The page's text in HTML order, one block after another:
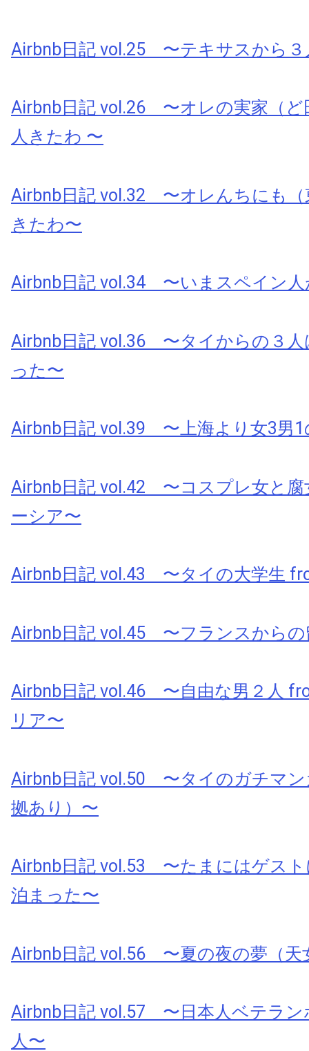
Airbnb日記 vol.25 〜テキサスから３
Airbnb日記 vol.26 〜オレの実家（ど
人きたわ 〜
Airbnb日記 vol.32 〜オレんちにも（
きたわ〜
Airbnb日記 vol.34 〜いまスペイン人
Airbnb日記 vol.36 〜タイからの３人
った〜
Airbnb日記 vol.39 〜上海より女3男1
Airbnb日記 vol.42 〜コスプレ女と腐
ーシア〜
Airbnb日記 vol.43 〜タイの大学生
Airbnb日記 vol.45 〜フランスからの
Airbnb日記 vol.46 〜自由な男２人
リア〜
Airbnb日記 vol.50 〜タイのガチマン
拠あり）〜
Airbnb日記 vol.53 〜たまにはゲス
泊まった〜
Airbnb日記 vol.56 〜夏の夜の夢（天
Airbnb日記 vol.57 〜日本人ベテラン
人〜